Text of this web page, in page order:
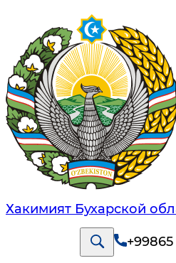
Хакимият Бухарской
+99865